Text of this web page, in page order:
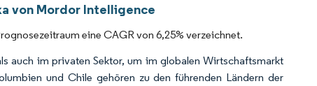
von Mordor Intelligence
eine CAGR von 6,25% verzeichnet.
auch im privaten Sektor, um im globalen Wirtschaftsmarkt
und Chile gehören zu den führenden Ländern der